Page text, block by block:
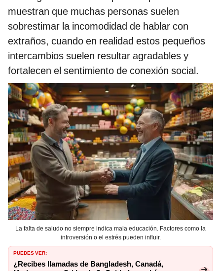
muestran que muchas personas suelen
sobrestimar la incomodidad de hablar con
extraños, cuando en realidad estos pequeños
intercambios suelen resultar agradables y
fortalecen el sentimiento de conexión social.
La falta de saludo no siempre indica mala educación. Factores como la
introversión o el estrés pueden influir.
PUEDES VER:
¿Recibes llamadas de Bangladesh, Canadá,